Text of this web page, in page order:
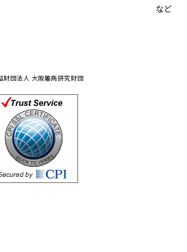
など
財団法人 大阪難病研究財団